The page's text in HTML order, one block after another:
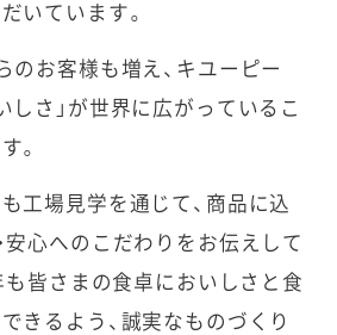
いています。
のお客様も増え、キユーピー
しさ」が世界に広がっているこ
。
工場見学を通じて、商品に込
安心へのこだわりをお伝えして
皆さまの食卓においしさと食
きるよう、誠実なものづくり